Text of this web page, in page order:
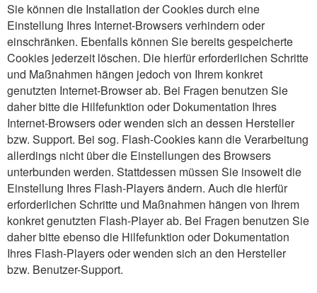
Sie können die Installation der Cookies durch eine
Einstellung Ihres Internet-Browsers verhindern oder
einschränken. Ebenfalls können Sie bereits gespeicherte
Cookies jederzeit löschen. Die hierfür erforderlichen Schritte
und Maßnahmen hängen jedoch von Ihrem konkret
genutzten Internet-Browser ab. Bei Fragen benutzen Sie
daher bitte die Hilfefunktion oder Dokumentation Ihres
Internet-Browsers oder wenden sich an dessen Hersteller
bzw. Support. Bei sog. Flash-Cookies kann die Verarbeitung
allerdings nicht über die Einstellungen des Browsers
unterbunden werden. Stattdessen müssen Sie insoweit die
Einstellung Ihres Flash-Players ändern. Auch die hierfür
erforderlichen Schritte und Maßnahmen hängen von Ihrem
konkret genutzten Flash-Player ab. Bei Fragen benutzen Sie
daher bitte ebenso die Hilfefunktion oder Dokumentation
Ihres Flash-Players oder wenden sich an den Hersteller
bzw. Benutzer-Support.